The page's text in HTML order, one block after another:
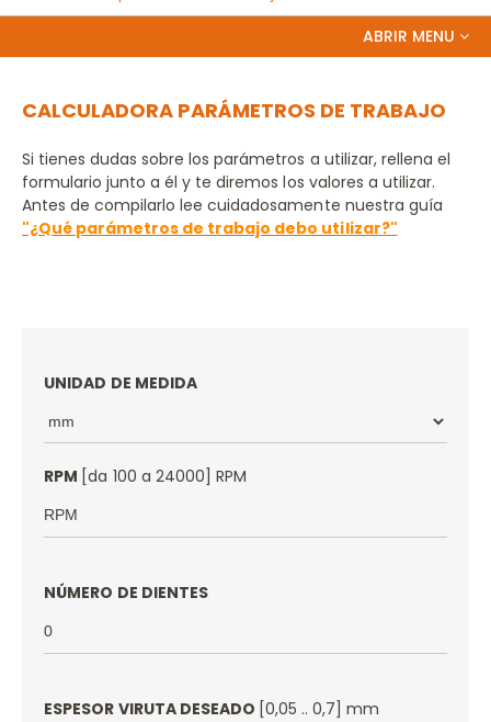
ABRIR MENU
PRESS RELEASE
DOCUMENTACIÓN/MANUAL DE INSTRUCCIÓNES
CALCULADORA PARÁMETROS DE TRABAJO
Si tienes dudas sobre los parámetros a utilizar, rellena el
formulario junto a él y te diremos los valores a utilizar.
Antes de compilarlo lee cuidadosamente nuestra guía
"¿Qué parámetros de trabajo debo utilizar?"
UNIDAD DE MEDIDA
RPM [da 100 a 24000] RPM
NÚMERO DE DIENTES
ESPESOR VIRUTA DESEADO [0,05 .. 0,7] mm